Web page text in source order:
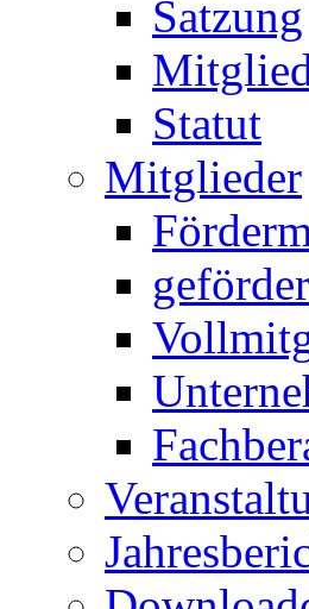
Satzung
Statut
Mitglieder